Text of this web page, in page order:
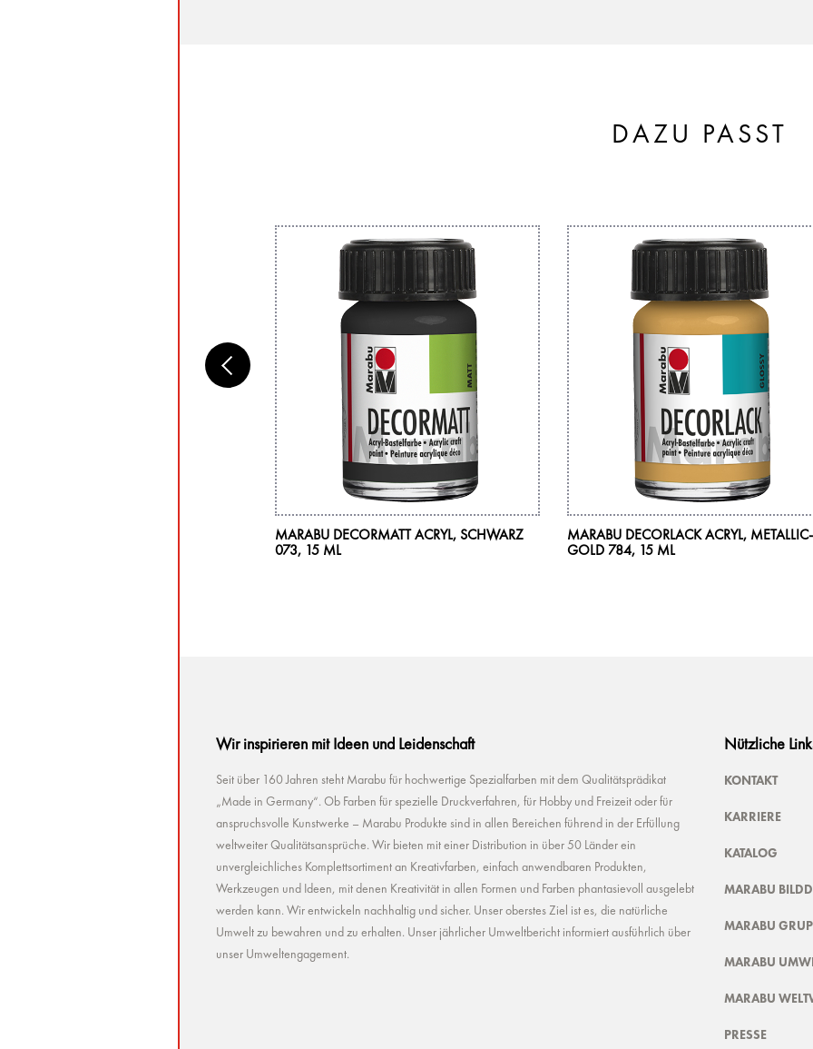
DAZU PASST
MARABU DECORMATT ACRYL, SCHWARZ
073, 15 ML
MARABU DECORLACK ACRYL, METALLIC-
GOLD 784, 15 ML
Wir inspirieren mit Ideen und Leidenschaft
Seit über 160 Jahren steht Marabu für hochwertige Spezialfarben mit dem Qualitätsprädikat
„Made in Germany“. Ob Farben für spezielle Druckverfahren, für Hobby und Freizeit oder für
anspruchsvolle Kunstwerke – Marabu Produkte sind in allen Bereichen führend in der Erfüllung
weltweiter Qualitätsansprüche. Wir bieten mit einer Distribution in über 50 Länder ein
unvergleichliches Komplettsortiment an Kreativfarben, einfach anwendbaren Produkten,
Werkzeugen und Ideen, mit denen Kreativität in allen Formen und Farben phantasievoll ausgelebt
werden kann. Wir entwickeln nachhaltig und sicher. Unser oberstes Ziel ist es, die natürliche
Umwelt zu bewahren und zu erhalten. Unser jährlicher Umweltbericht informiert ausführlich über
unser Umweltengagement.
Nützliche
KONTAKT
KARRIERE
KATALOG
MARABU
MARABU
MARABU
MARABU
PRESSE